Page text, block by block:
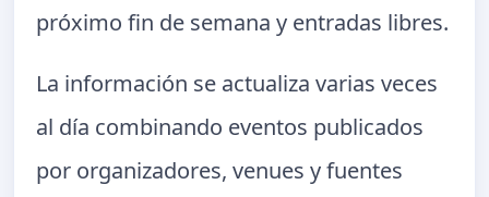
próximo fin de semana y entradas libres.
La información se actualiza varias veces
al día combinando eventos publicados
por organizadores, venues y fuentes